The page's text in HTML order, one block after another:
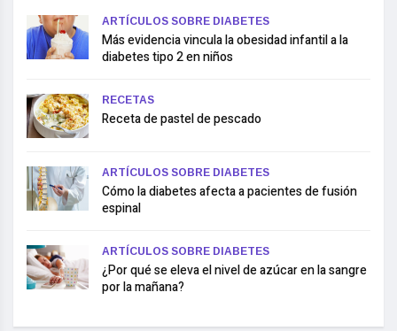
ARTÍCULOS SOBRE DIABETES
Más evidencia vincula la obesidad infantil a la
diabetes tipo 2 en niños
RECETAS
Receta de pastel de pescado
ARTÍCULOS SOBRE DIABETES
Cómo la diabetes afecta a pacientes de fusión
espinal
ARTÍCULOS SOBRE DIABETES
¿Por qué se eleva el nivel de azúcar en la sangre
por la mañana?